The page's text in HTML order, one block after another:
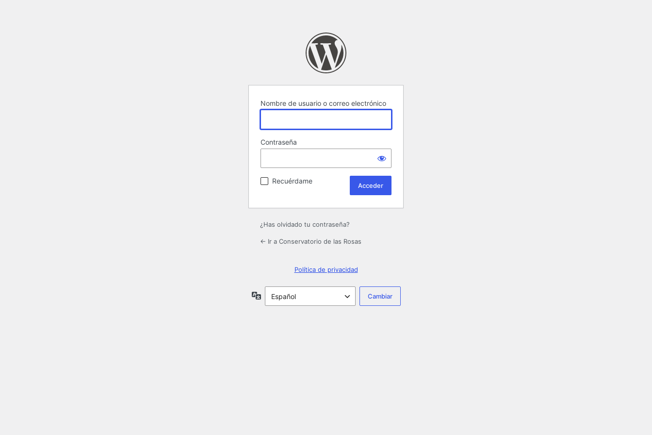
Nombre de usuario o correo electrónico
Contraseña
Recuérdame
¿Has olvidado tu contraseña?
← Ir a Conservatorio de las Rosas
Política de privacidad
Idioma